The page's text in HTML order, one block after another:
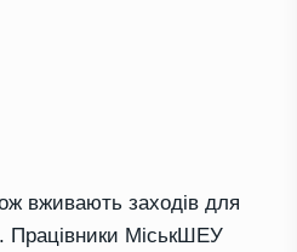
вживають заходів для
Працівники МіськШЕУ